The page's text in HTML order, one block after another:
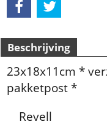
Beschrijving
23x18x11cm *
pakketpost *
Revell